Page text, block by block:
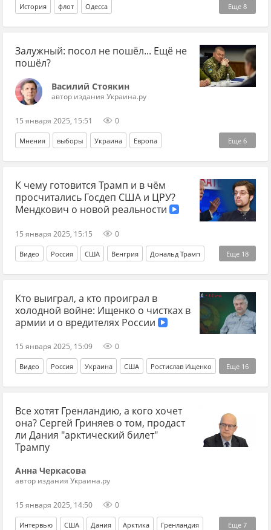
Еще 8
История флот Одесса
Великая Отечественная война История
Балтийское море Ленинград СССР Адольф Гитлер
Залужный: посол не пошёл... Ещё не
пошёл?
Василий Стоякин
автор издания Украина.ру
15 января 2025, 15:51 0
Еще 6
Мнения выборы Украина Европа
Валерий Залужный Владимир Зеленский
Слуга народа Офис президента ЕС США
К чему готовится Трамп и в чём
просчитались Госдеп США и ЦРУ?
Мендкович о новой реальности
15 января 2025, 15:15 0
Еще 18
Видео Россия США Венгрия Дональд Трамп
Никита Мендкович Сергей Лавров МИД ЕС
ЦРУ нефть Словакия Роберт Фицо
Северный поток российский газ БРИКС Украина
бывший СССР постсоветское пространство
Кто выиграл, а кто проиграл в
холодной войне: Ищенко о чистках в
армии и о вредителях России
15 января 2025, 15:09 0
Еще 16
Видео Россия Украина США Ростислав Ищенко
РККА памятник Великая Отечественная война
История история СССР история Украины
Британия Александр Суворов война
Вторая мировая война
СССР бывший СССР
Все хотят Гренландию, а кого хочет
она? Сергей Гриняев о том, продаст
ли Дания "арктический билет"
Трампу
Анна Черкасова
автор издания Украина.ру
15 января 2025, 14:50 0
Еще 7
Интервью США Дания Арктика Гренландия